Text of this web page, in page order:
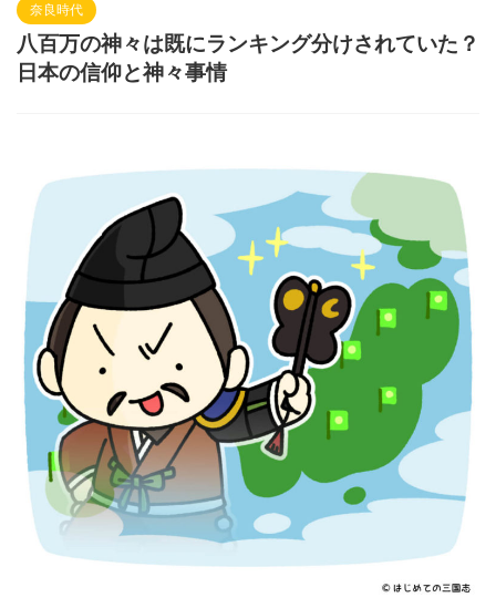
奈良時代
八百万の神々は既にランキング分けされていた？
日本の信仰と神々事情